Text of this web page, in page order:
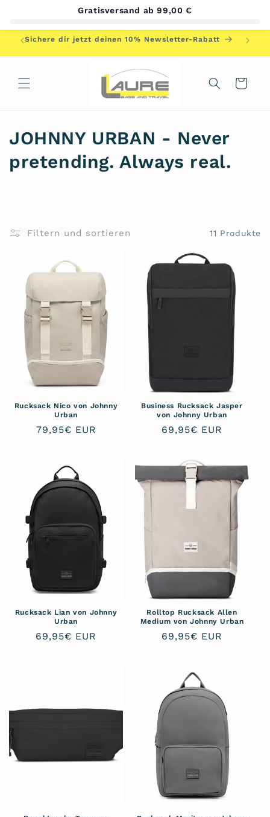
Sichere dir jetzt deinen 10% Newsletter-Rabatt
Warenkorb
K
a
g
JOHNNY URBAN - Never
pretending. Always real.
Filtern und sortieren 11 Produkte
Rucksack Nico von Johnny
Urban
Normaler
79,95€ EUR
Business Rucksack Jasper
von Johnny Urban
Normaler
69,95€ EUR
Rucksack Lian von Johnny
Urban
Normaler
69,95€ EUR
Rolltop Rucksack Allen
Medium von Johnny Urban
Normaler
69,95€ EUR
Gratisversand ab 99,00 €